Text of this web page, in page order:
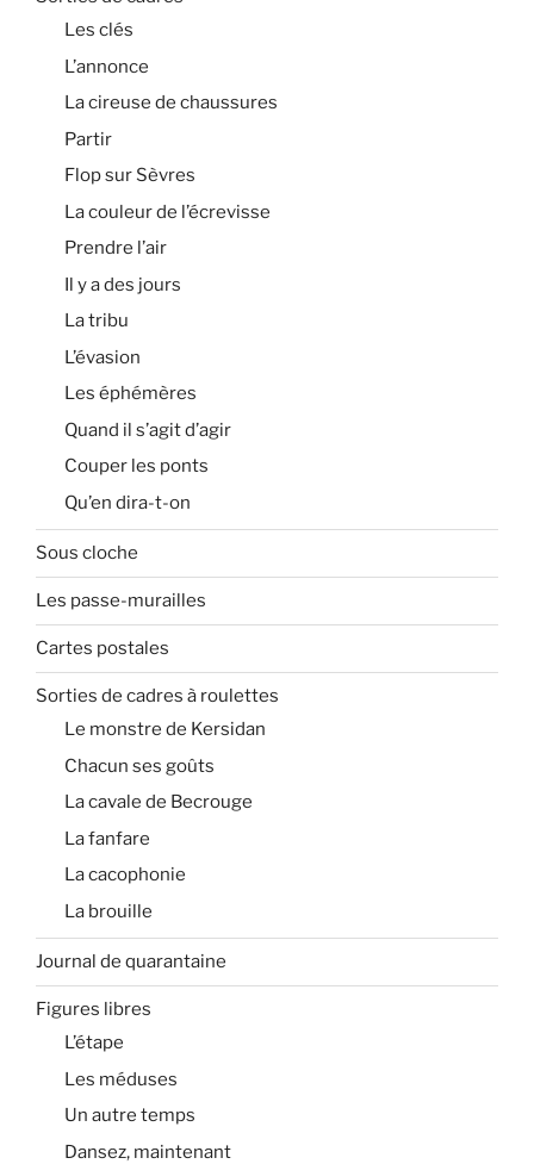
Les clés
L’annonce
La cireuse de chaussures
Partir
Flop sur Sèvres
La couleur de l’écrevisse
Prendre l’air
Il y a des jours
La tribu
L’évasion
Les éphémères
Quand il s’agit d’agir
Couper les ponts
Qu’en dira-t-on
Sous cloche
Les passe-murailles
Cartes postales
Sorties de cadres à roulettes
Le monstre de Kersidan
Chacun ses goûts
La cavale de Becrouge
La fanfare
La cacophonie
La brouille
Journal de quarantaine
Figures libres
L’étape
Les méduses
Un autre temps
Dansez, maintenant